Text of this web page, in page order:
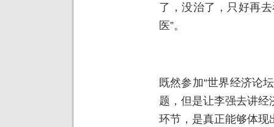
了，没治了，只好再
医”。
既然参加“世界经济论
题，但是让李强去讲
环节，是真正能够体现